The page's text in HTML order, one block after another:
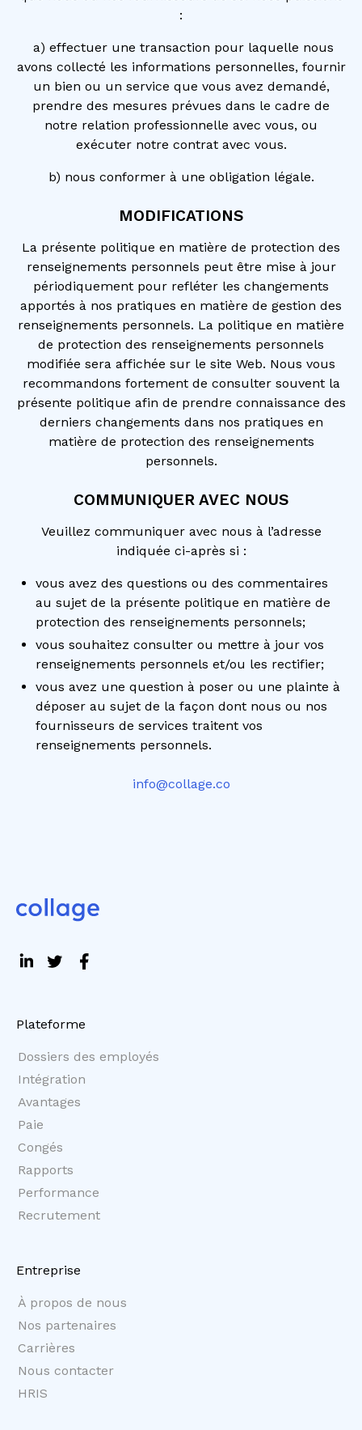
:
a) effectuer une transaction pour laquelle nous
avons collecté les informations personnelles, fournir
un bien ou un service que vous avez demandé,
prendre des mesures prévues dans le cadre de
notre relation professionnelle avec vous, ou
exécuter notre contrat avec vous.
b) nous conformer à une obligation légale.
MODIFICATIONS
La présente politique en matière de protection des
renseignements personnels peut être mise à jour
périodiquement pour refléter les changements
apportés à nos pratiques en matière de gestion des
renseignements personnels. La politique en matière
de protection des renseignements personnels
modifiée sera affichée sur le site Web. Nous vous
recommandons fortement de consulter souvent la
présente politique afin de prendre connaissance des
derniers changements dans nos pratiques en
matière de protection des renseignements
personnels.
COMMUNIQUER AVEC NOUS
Veuillez communiquer avec nous à l’adresse
indiquée ci-après si :
vous avez des questions ou des commentaires
au sujet de la présente politique en matière de
protection des renseignements personnels;
vous souhaitez consulter ou mettre à jour vos
renseignements personnels et/ou les rectifier;
vous avez une question à poser ou une plainte à
déposer au sujet de la façon dont nous ou nos
fournisseurs de services traitent vos
renseignements personnels.
info@collage.co
Plateforme
Dossiers des employés
Intégration
Avantages
Paie
Congés
Rapports
Performance
Recrutement
Entreprise
À propos de nous
Nos partenaires
Carrières
Nous contacter
HRIS